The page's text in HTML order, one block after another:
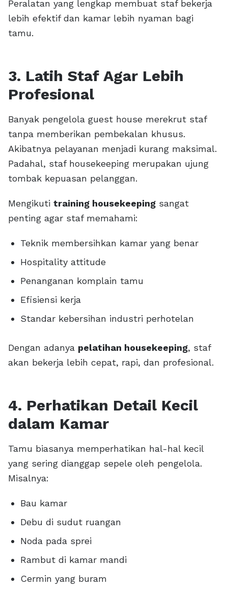
Peralatan yang lengkap membuat staf bekerja
lebih efektif dan kamar lebih nyaman bagi
tamu.
3. Latih Staf Agar Lebih
Profesional
Banyak pengelola guest house merekrut staf
tanpa memberikan pembekalan khusus.
Akibatnya pelayanan menjadi kurang maksimal.
Padahal, staf housekeeping merupakan ujung
tombak kepuasan pelanggan.
Mengikuti training housekeeping sangat
penting agar staf memahami:
Teknik membersihkan kamar yang benar
Hospitality attitude
Penanganan komplain tamu
Efisiensi kerja
Standar kebersihan industri perhotelan
Dengan adanya pelatihan housekeeping, staf
akan bekerja lebih cepat, rapi, dan profesional.
4. Perhatikan Detail Kecil
dalam Kamar
Tamu biasanya memperhatikan hal-hal kecil
yang sering dianggap sepele oleh pengelola.
Misalnya:
Bau kamar
Debu di sudut ruangan
Noda pada sprei
Rambut di kamar mandi
Cermin yang buram